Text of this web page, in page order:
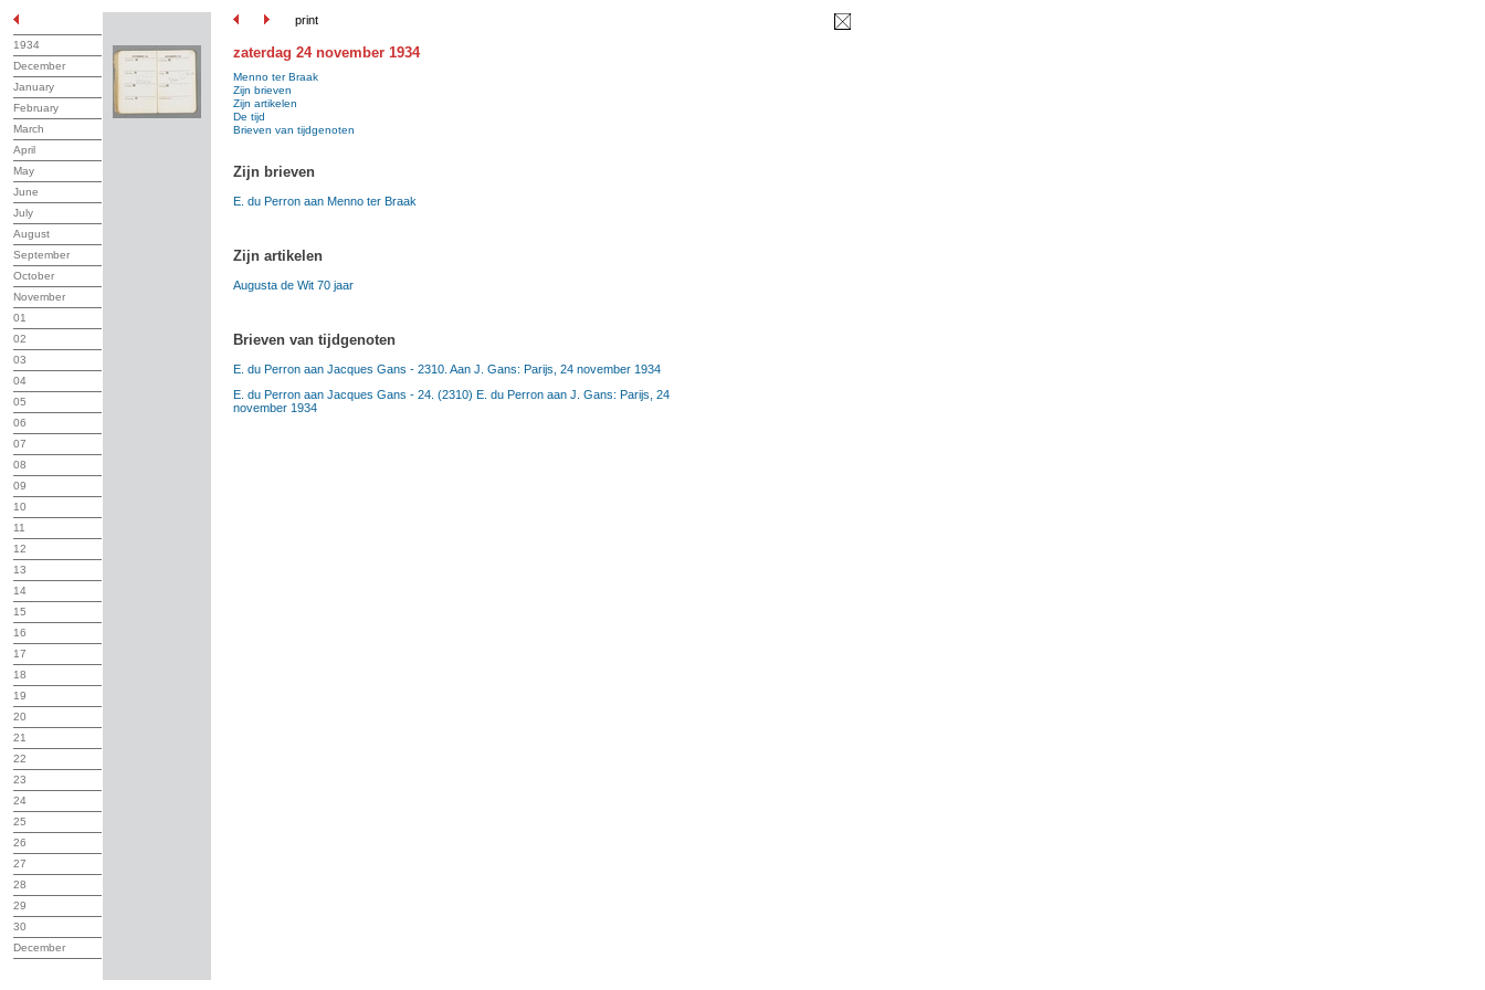
print
1934
December
January
February
March
April
May
June
July
August
September
October
November
01
02
03
04
05
06
07
08
09
10
11
12
13
14
15
16
17
18
19
20
21
22
23
24
25
26
27
28
29
30
December
zaterdag 24 november 1934
Menno ter Braak
Zijn brieven
Zijn artikelen
De tijd
Brieven van tijdgenoten
Zijn brieven
E. du Perron aan Menno ter Braak
Zijn artikelen
Augusta de Wit 70 jaar
Brieven van tijdgenoten
E. du Perron aan Jacques Gans - 2310. Aan J. Gans: Parijs, 24 november 1934
E. du Perron aan Jacques Gans - 24. (2310) E. du Perron aan J. Gans: Parijs, 24
november 1934